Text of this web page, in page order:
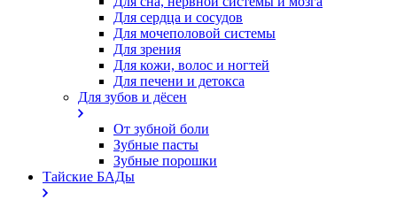
Для сердца и сосудов
Для мочеполовой системы
Для зрения
Для кожи, волос и ногтей
Для печени и детокса
Для зубов и дёсен
От зубной боли
Зубные пасты
Зубные порошки
Тайские БАДы